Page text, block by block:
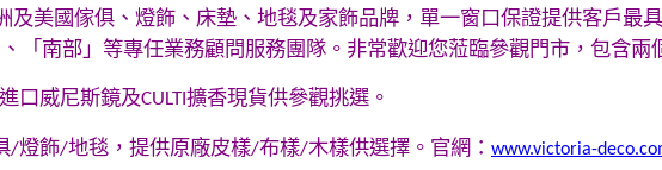
及美國傢俱、燈飾、床墊、地毯及家飾品牌，單一窗口保證提供客戶最
「南部」等專任業務顧問服務團隊。非常歡迎您蒞臨參觀門市，包含兩
口 威尼斯鏡及CULTI 擴香現貨供參觀挑選。
/燈飾/地毯，提供原廠皮樣/布樣/木樣供選擇。 官網： www.victoria-